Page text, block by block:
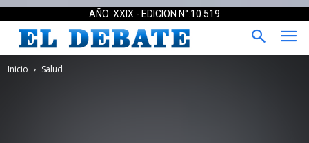
AÑO: XXIX - EDICION N°:10.519
Inicio Salud